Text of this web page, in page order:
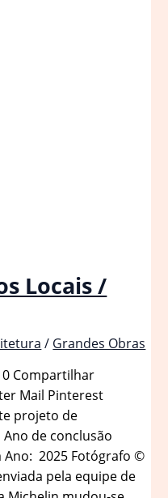
Locais /
/ Grandes Obras
Compartilhar
Mail Pinterest
projeto de
de conclusão
2025 Fotógrafo ©
pela equipe de